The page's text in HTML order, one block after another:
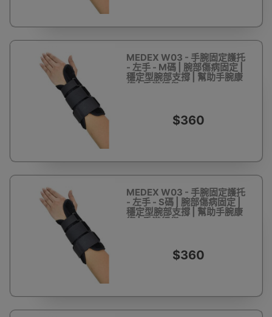
MEDEX W03 - 手腕固定護托
- 左手 - M碼 | 腕部傷病固定 |
穩定型腕部支撐 | 幫助手腕康
復 | 香港行貨
$360
MEDEX W03 - 手腕固定護托
- 左手 - S碼 | 腕部傷病固定 |
穩定型腕部支撐 | 幫助手腕康
復 | 香港行貨
$360